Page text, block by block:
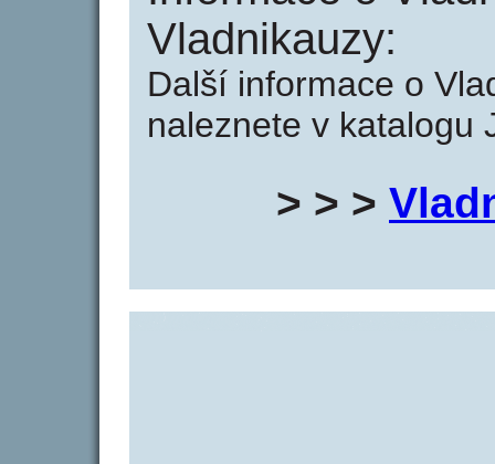
Vladnikauzy:
Další informace o
naleznete v katalogu
> > >